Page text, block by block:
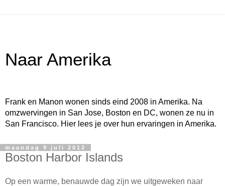
Naar Amerika
Frank en Manon wonen sinds eind 2008 in Amerika. Na
omzwervingen in San Jose, Boston en DC, wonen ze nu in
San Francisco. Hier lees je over hun ervaringen in Amerika.
maandag 9 juli 2012
Boston Harbor Islands
Op een warme, benauwde dag zijn we uitgeweken naar